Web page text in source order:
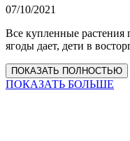
07/10/2021
Все купленные
ягоды дает, дети в
ПОКАЗАТЬ ПОЛНОСТЬЮ
ПОКАЗАТЬ БОЛЬШЕ